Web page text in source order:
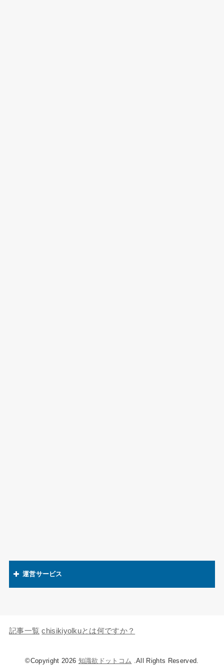
運営サービス
キャラの知識欲
記事一覧 chisikiyolkuとは何ですか？
©Copyright 2026 知識欲ドットコム .All Rights Reserved.